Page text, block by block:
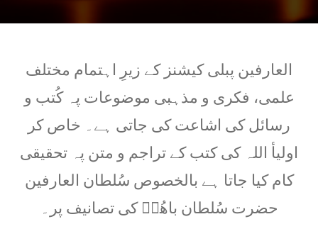
العارفین پبلی کیشنز کے زیرِ اہتمام مختلف
علمی، فکری و مذہبی موضوعات پہ کُتب و
رسائل کی اشاعت کی جاتی ہے۔ خاص کر
اولیأ اللہ کی کتب کے تراجم و متن پہ تحقیقی
کام کیا جاتا ہے بالخصوص سُلطان العارفین
حضرت سُلطان باھُوؒ کی تصانیف پر۔